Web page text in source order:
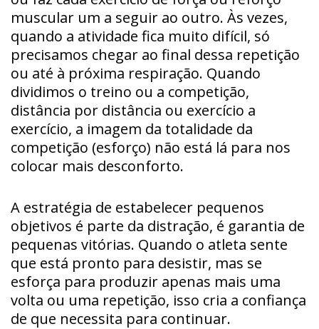
muscular um a seguir ao outro. Às vezes,
quando a atividade fica muito difícil, só
precisamos chegar ao final dessa repetição
ou até à próxima respiração. Quando
dividimos o treino ou a competição,
distância por distância ou exercício a
exercício, a imagem da totalidade da
competição (esforço) não está lá para nos
colocar mais desconforto.
A estratégia de estabelecer pequenos
objetivos é parte da distração, é garantia de
pequenas vitórias. Quando o atleta sente
que está pronto para desistir, mas se
esforça para produzir apenas mais uma
volta ou uma repetição, isso cria a confiança
de que necessita para continuar.